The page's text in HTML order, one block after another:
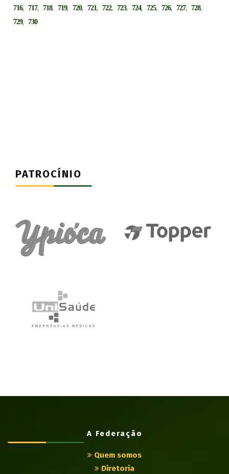
716,717,718,719,720,721,722,723,724,725,726,727,728,
729,730
PATROCÍNIO
A Federação
Quem somos
Diretoria